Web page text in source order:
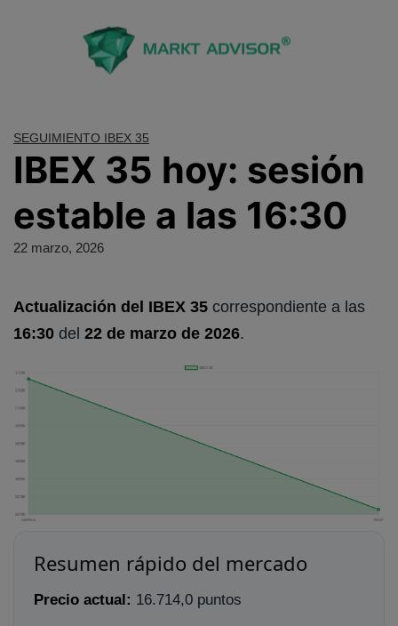
SEGUIMIENTO IBEX 35
IBEX 35 hoy: sesión
estable a las 16:30
22 marzo, 2026
Actualización del IBEX 35 correspondiente a las
16:30 del 22 de marzo de 2026.
Resumen rápido del mercado
Precio actual: 16.714,0 puntos